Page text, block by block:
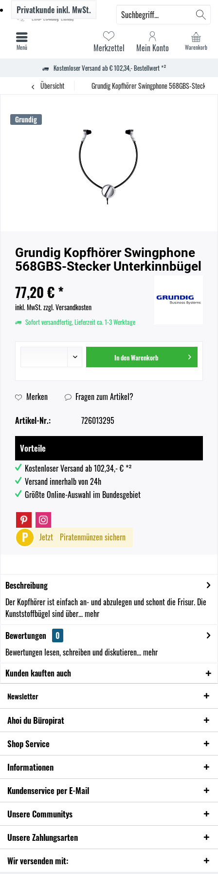
Kostenloser Versand ab € 102,34,- Bestellwert *²
Warenkorb
Merkzettel Mein Konto
Privatkundeinkl. MwSt.
Menü
Übersicht Grundig Kopfhörer Swingphone 568GBS-Stecker
Grundig
Grundig Kopfhörer Swingphone
568GBS-Stecker Unterkinnbügel
77,20 € *
inkl. MwSt.zzgl. Versandkosten
Sofort versandfertig, Lieferzeit ca. 1-3 Werktage
In denWarenkorb
Merken Fragen zum Artikel?
Artikel-Nr.: 726013295
Vorteile
Kostenloser Versand ab 102,34,- € *²
Versand innerhalb von 24h
Größte Online-Auswahl im Bundesgebiet
P Jetzt Piratenmünzen sichern
Beschreibung
Der Kopfhörer ist einfach an- und abzulegen und schont die Frisur. Die
Kunststoffbügel sind über...mehr
Bewertungen
0
Bewertungen lesen, schreiben und diskutieren...mehr
Kunden kauften auch
Newsletter
Ahoi du Büropirat
Shop Service
Informationen
Kundenservice per E-Mail
Unsere Communitys
Unsere Zahlungsarten
Wir versenden mit: